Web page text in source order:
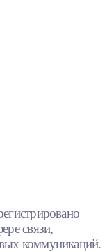
связи,
коммуникаций.